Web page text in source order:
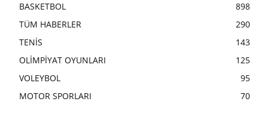
BASKETBOL
898
TÜM HABERLER
290
TENİS
143
OLİMPİYAT OYUNLARI
125
VOLEYBOL
95
MOTOR SPORLARI
70